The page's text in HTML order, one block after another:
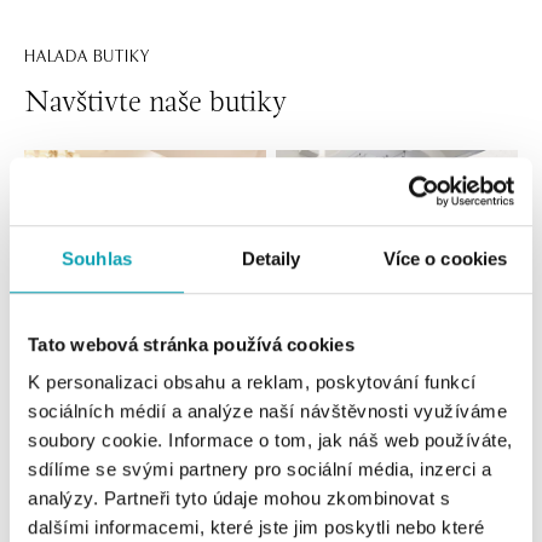
Souhlas Detaily Více o cookies
Tato webová stránka používá cookies
K personalizaci obsahu a reklam, poskytování funkcí
sociálních médií a analýze naší návštěvnosti využíváme
soubory cookie. Informace o tom, jak náš web používáte,
sdílíme se svými partnery pro sociální média, inzerci a
analýzy. Partneři tyto údaje mohou zkombinovat s
dalšími informacemi, které jste jim poskytli nebo které
HALADA BUTIKY
Navštivte naše butiky
Všechny Česko Slovensko
HALADA Pařížská, Praha
Pařížská 7, 110 00 Praha 1
tel.: +420724986111